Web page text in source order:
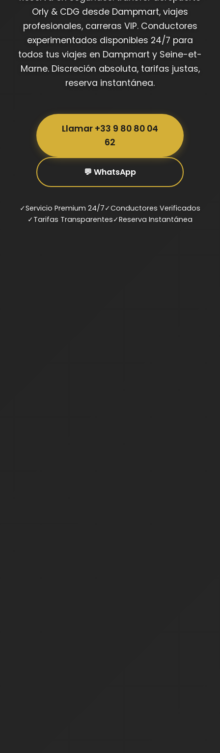
Orly & CDG desde Dampmart, viajes
profesionales, carreras VIP. Conductores
experimentados disponibles 24/7 para
todos tus viajes en Dampmart y Seine-et-
Marne. Discreción absoluta, tarifas justas,
reserva instantánea.
Llamar +33 9 80 80 04
62
💬 WhatsApp
✓Servicio Premium 24/7✓Conductores Verificados
✓Tarifas Transparentes✓Reserva Instantánea